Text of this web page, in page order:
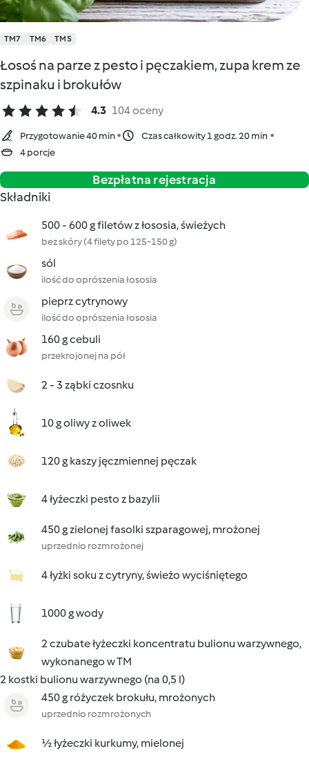
TM7 TM6 TM5
Łosoś na parze z pesto i pęczakiem, zupa krem ze
szpinaku i brokułów
4.3 104 oceny
Przygotowanie 40 min
Czas całkowity 1 godz. 20 min
4 porcje
Bezpłatna rejestracja
Składniki
500 - 600 g filetów z łososia, świeżych
bez skóry (4 filety po 125-150 g)
sól
ilość do oprószenia łososia
pieprz cytrynowy
ilość do oprószenia łososia
160 g cebuli
przekrojonej na pół
2 - 3 ząbki czosnku
10 g oliwy z oliwek
120 g kaszy jęczmiennej pęczak
4 łyżeczki pesto z bazylii
450 g zielonej fasolki szparagowej, mrożonej
uprzednio rozmrożonej
4 łyżki soku z cytryny, świeżo wyciśniętego
1000 g wody
2 czubate łyżeczki koncentratu bulionu warzywnego,
wykonanego w TM
2 kostki bulionu warzywnego (na 0,5 l)
450 g różyczek brokułu, mrożonych
uprzednio rozmrożonych
½ łyżeczki kurkumy, mielonej